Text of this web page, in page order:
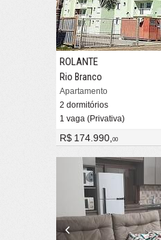
ROLANTE
Rio Branco
Apartamento
2 dormitórios
1 vaga (Privativa)
R$ 174.990,00